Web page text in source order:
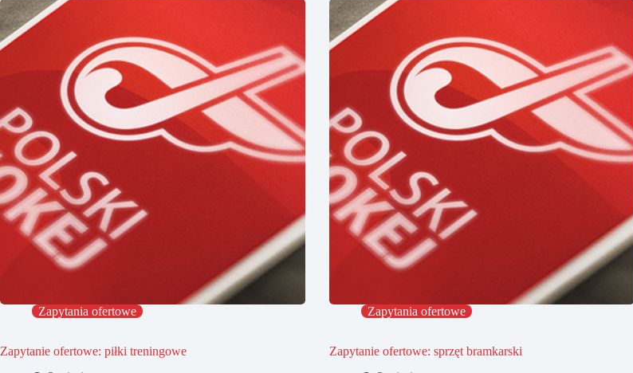
Zapytania ofertowe
Zapytanie ofertowe: piłki treningowe
Zapytania ofertowe
Zapytanie ofertowe: sprzęt bramkarski